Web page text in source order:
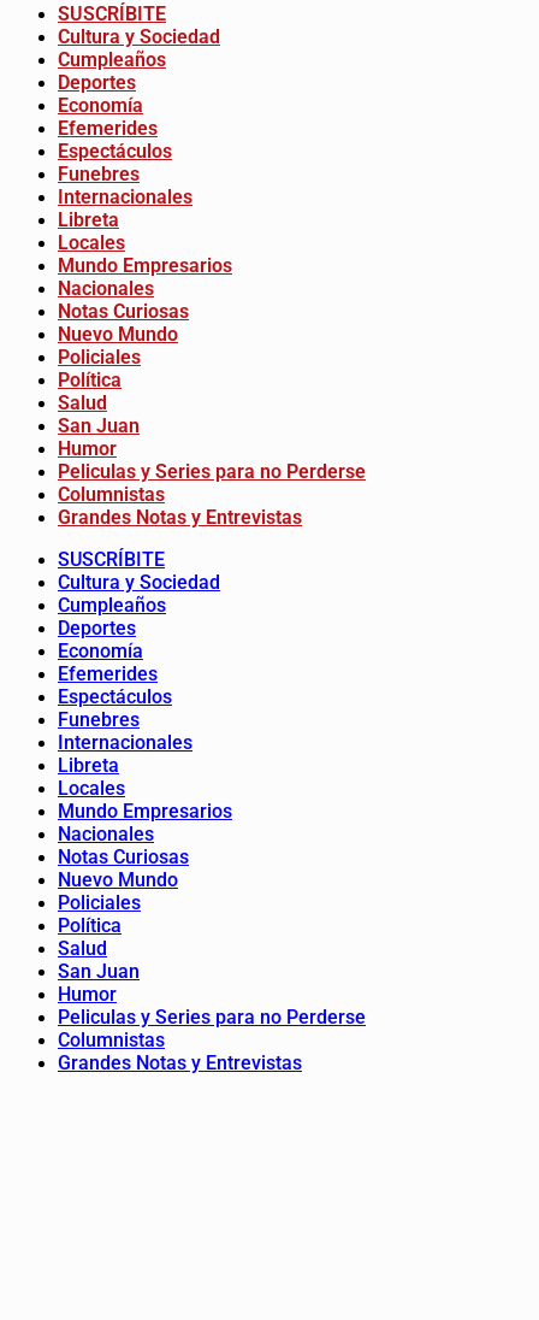
SUSCRÍBITE
Cultura y Sociedad
Cumpleaños
Deportes
Economía
Efemerides
Espectáculos
Funebres
Internacionales
Libreta
Locales
Mundo Empresarios
Nacionales
Notas Curiosas
Nuevo Mundo
Policiales
Política
Salud
San Juan
Humor
Peliculas y Series para no Perderse
Columnistas
Grandes Notas y Entrevistas
SUSCRÍBITE
Cultura y Sociedad
Cumpleaños
Deportes
Economía
Efemerides
Espectáculos
Funebres
Internacionales
Libreta
Locales
Mundo Empresarios
Nacionales
Notas Curiosas
Nuevo Mundo
Policiales
Política
Salud
San Juan
Humor
Peliculas y Series para no Perderse
Columnistas
Grandes Notas y Entrevistas